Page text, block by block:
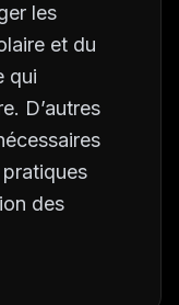
les
et du
qui
D’autres
des